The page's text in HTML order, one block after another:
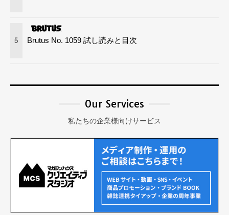
5 Brutus No. 1059 試し読みと目次
Our Services
私たちの企業様向けサービス